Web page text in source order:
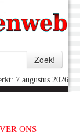
7 augustus 2026
ONS